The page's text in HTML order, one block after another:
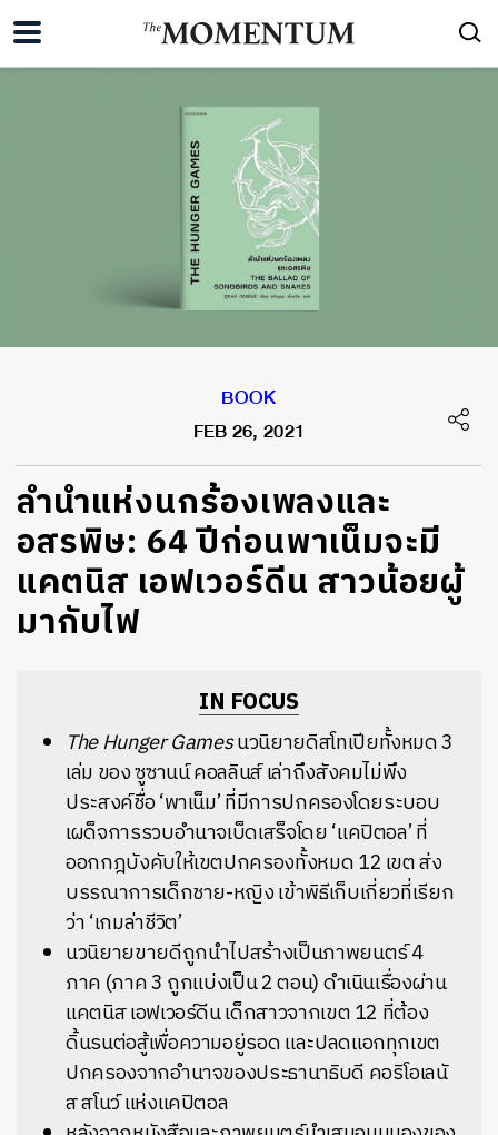
BOOK
FEB 26, 2021
ลำนำแห่งนกร้องเพลงและ
อสรพิษ: 64 ปีก่อนพาเน็มจะมี
แคตนิส เอฟเวอร์ดีน สาวน้อยผู้
มากับไฟ
IN FOCUS
The Hunger Gamesนวนิยายดิสโทเปียทั้งหมด 3
เล่ม ของ ซูซานน์ คอลลินส์ เล่าถึงสังคมไม่พึง
ประสงค์ชื่อ ‘พาเน็ม’ ที่มีการปกครองโดยระบอบ
เผด็จการรวบอำนาจเบ็ดเสร็จโดย ‘แคปิตอล’ ที่
ออกกฎบังคับให้เขตปกครองทั้งหมด 12 เขต ส่ง
บรรณาการเด็กชาย-หญิง เข้าพิธีเก็บเกี่ยวที่เรียก
ว่า ‘เกมล่าชีวิต’
นวนิยายขายดีถูกนำไปสร้างเป็นภาพยนตร์ 4
ภาค (ภาค 3 ถูกแบ่งเป็น 2 ตอน) ดำเนินเรื่องผ่าน
แคตนิส เอฟเวอร์ดีน เด็กสาวจากเขต 12 ที่ต้อง
ดิ้นรนต่อสู้เพื่อความอยู่รอด และปลดแอกทุกเขต
ปกครองจากอำนาจของประธานาธิบดี คอริโอเลนั
ส สโนว์ แห่งแคปิตอล